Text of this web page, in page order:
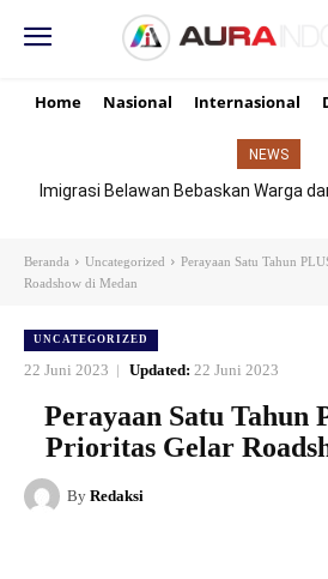
Home Nasional Internasional
NEWS
Imigrasi Belawan Bebaskan Warga
Beranda Uncategorized
Perayaan Satu Tahun
Roadshow di Medan
UNCATEGORIZED
22 Juni 2023 Updated: 22 Juni 2023
Perayaan Satu Tahun
Prioritas Gelar
By Redaksi